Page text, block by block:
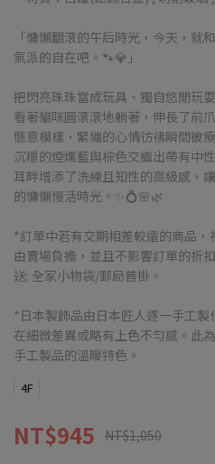
「慵懶翻滾的午后時光，今天，就
氣派的自在吧。🐾💎」
把閃亮珠珠當成玩具、獨自悠閒玩
看著貓咪圓滾滾地躺著，伸長了前
愜意模樣，緊繃的心情彷彿瞬間被
沉穩的煙燻藍與棕色交織出帶有中
耳畔增添了洗練且知性的高級感，
的慵懶慢活時光。✨💍🌸🌿
*訂單中若有交期相差較遠的商品
由賣場負擔，並且不影響訂單的折
送: 全家小物袋/郵局普掛。
*日本製飾品由日本匠人逐一手工
在細微差異或略有上色不勻感。此
手工製品的溫暖特色。
4F
NT$945 NT$1,050